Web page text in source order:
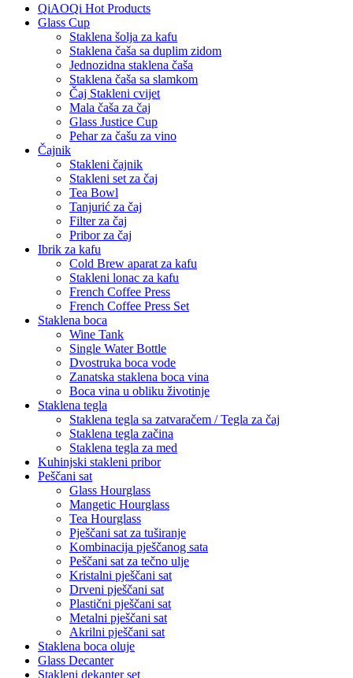
QiAOQi Hot Products
Glass Cup
Staklena šolja za kafu
Staklena čaša sa duplim zidom
Jednozidna staklena čaša
Staklena čaša sa slamkom
Čaj Stakleni cvijet
Mala čaša za čaj
Glass Justice Cup
Pehar za čašu za vino
Čajnik
Stakleni čajnik
Stakleni set za čaj
Tea Bowl
Tanjurić za čaj
Filter za čaj
Pribor za čaj
Ibrik za kafu
Cold Brew aparat za kafu
Stakleni lonac za kafu
French Coffee Press
French Coffee Press Set
Staklena boca
Wine Tank
Single Water Bottle
Dvostruka boca vode
Zanatska staklena boca vina
Boca vina u obliku životinje
Staklena tegla
Staklena tegla sa zatvaračem / Tegla za čaj
Staklena tegla začina
Staklena tegla za med
Kuhinjski stakleni pribor
Peščani sat
Glass Hourglass
Mangetic Hourglass
Tea Hourglass
Pješčani sat za tuširanje
Kombinacija pješčanog sata
Peščani sat za tečno ulje
Kristalni pješčani sat
Drveni pješčani sat
Plastični pješčani sat
Metalni pješčani sat
Akrilni pješčani sat
Staklena boca oluje
Glass Decanter
Stakleni dekanter set